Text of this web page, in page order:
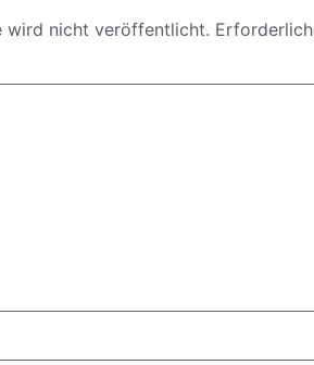
wird nicht veröffentlicht.